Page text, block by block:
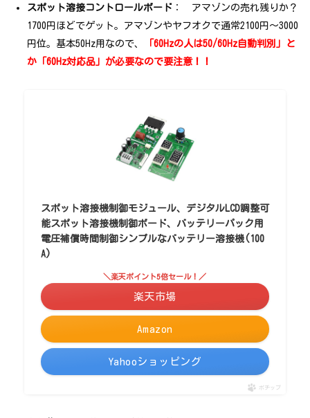
スポット溶接コントロールボード ： アマゾンの売れ残りか？
1700円ほどでゲット。アマゾンやヤフオクで通常2100円～3000
円位。基本50Hz用なので、
「60Hzの人は50/60Hz自動判別」と
か「60Hz対応品」が必要なので要注意！！
スポット溶接機制御モジュール、デジタルLCD調整可
能スポット溶接機制御ボード、バッテリーパック用
電圧補償時間制御シンプルなバッテリー溶接機(100
A)
Amazon
＼楽天ポイント5倍セール！／
楽天市場
Yahooショッピング
ポチップ